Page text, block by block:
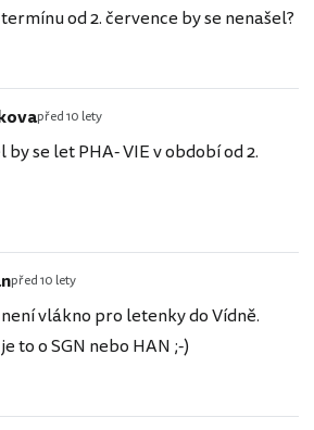
od 2. července by se nenašel?
před 10 lety
by se let PHA- VIE v období od 2.
před 10 lety
vlákno pro letenky do Vídně.
to o SGN nebo HAN ;-)